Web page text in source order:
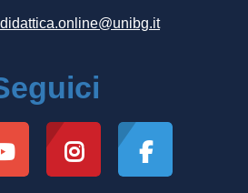
didattica.online@unibg.it